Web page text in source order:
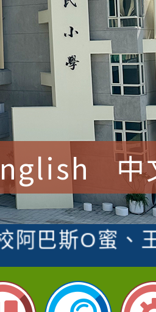
中
參加桃園市中
教師榮獲社
阿巴斯O蜜、
園市科展 國
師王老師、
四年二班張O
競賽國小朗讀
參加桃園市中